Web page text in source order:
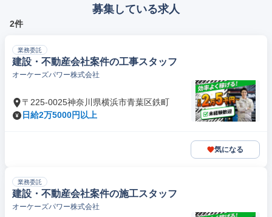
募集している求人
2件
業務委託
建設・不動産会社案件の工事スタッフ
オーケーズパワー株式会社
〒225-0025神奈川県横浜市青葉区鉄町
日給2万5000円以上
気になる
業務委託
建設・不動産会社案件の施工スタッフ
オーケーズパワー株式会社